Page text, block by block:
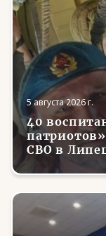
5 августа 2026 г.
40
СВО в
первые